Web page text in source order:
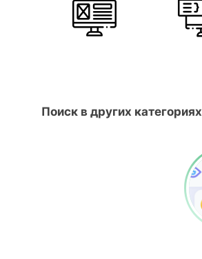
Поиск в других категориях